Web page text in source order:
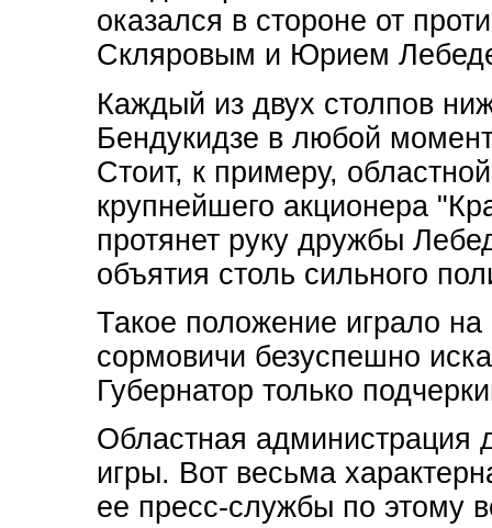
оказался в стороне от
Скляровым и Юрием
Каждый из двух столпов
Бендукидзе в любой
Стоит, к примеру,
крупнейшего акционера
протянет руку дружбы
объятия столь сильного
Такое положение играло
сормовичи безуспешно
Губернатор только
Областная администрация
игры. Вот весьма
ее пресс-службы по этому